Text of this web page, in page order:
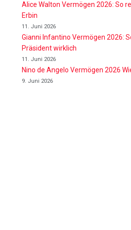
Alice Walton Vermögen 2026: So
Erbin
11. Juni 2026
Gianni Infantino Vermögen 2026:
Präsident wirklich
11. Juni 2026
Nino de Angelo Vermögen 2026
9. Juni 2026